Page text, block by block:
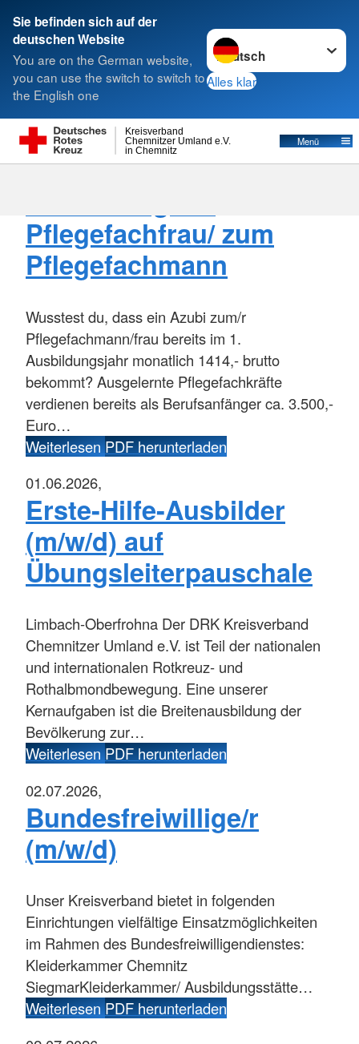
Sie befinden sich auf der
deutschen Website
You are on the German website,
you can use the switch to switch to
the English one
Sprache wechseln zu
Alles klar
in Chemnitz
Chemnitzer Umland e.V.
Kreisverband
Menü
Suche
Offene Stellen
Pflegefachfrau/ zum
Pflegefachmann
Wusstest du, dass ein Azubi zum/r
Pflegefachmann/frau bereits im 1.
Ausbildungsjahr monatlich 1414,- brutto
bekommt? Ausgelernte Pflegefachkräfte
verdienen bereits als Berufsanfänger ca. 3.500,-
Euro…
WeiterlesenPDF herunterladen
01.06.2026,
Erste-Hilfe-Ausbilder
(m/w/d) auf
Übungsleiterpauschale
Limbach-Oberfrohna Der DRK Kreisverband
Chemnitzer Umland e.V. ist Teil der nationalen
und internationalen Rotkreuz- und
Rothalbmondbewegung. Eine unserer
Kernaufgaben ist die Breitenausbildung der
Bevölkerung zur…
WeiterlesenPDF herunterladen
02.07.2026,
Bundesfreiwillige/r
(m/w/d)
Unser Kreisverband bietet in folgenden
Einrichtungen vielfältige Einsatzmöglichkeiten
im Rahmen des Bundesfreiwilligendienstes:
Kleiderkammer Chemnitz
SiegmarKleiderkammer/ Ausbildungsstätte…
WeiterlesenPDF herunterladen